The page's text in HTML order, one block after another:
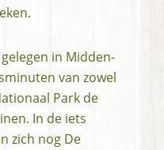
in Midden-
van zowel
Park de
In de iets
zich nog De